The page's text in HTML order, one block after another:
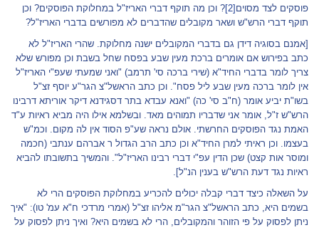
פוסקים לצד מסוים [2]
? וכן מה תוקף דברי האריז"ל במחלוקת הפוסקים? וכן
תוקף דברי הרש"ש ושאר מקובלים שהדברים לא מפורשים בדברי האריז"ל?
[אמנם בסוגיה דידן גם בדברי המקובלים ישנה מחלוקת. שהרי האריז"ל לא
כתב בפירוש אם אומרים ברכת מעין שבע בפסח שחל בשבת וכן מפורש שלא
צריך לומר בדברי החיד"א (שירי ברכה סי' תרמב) "ואני שמעתי שעפ"י האריז"ל
אין לומר ברכה מעין שבע ליל פסח". וכן כתב הראשל"צ הגר"ע יוסף זצ"ל
בשו"ת יביע אומר (ח"ב סי' כה) "ואנא עבדא בתר דסגידנא דיקר אוריתא דרבינו
הרש"ש ז"ל, אומר אני שדבריו תמוהים מאד. ובשלמא אילו היה מביא ראיות ע"ד
האמת נגד הפוסקים החרשתי. אולם נראה שע"פ הסוד אין לה מקום. וכמ"ש
בעצמו. וכן ראיתי למרן החיד"א וכן כתב הרב הגדול ר אברהם ענתבי (חכמה
ומוסר אות קצט) שכן הדין עפ"י דברי רבינו האריז"ל". והמשיך בתשובתו להביא
ראיות נגד דעת הרש"ש בענין הנ"ל].
על השאלה כיצד דברי קבלה יכולים להכריע במחלוקת הפוסקים הרי לא
בשמים היא, כתב הראשל"צ הגר"מ אליהו זצ"ל (אמרי מרדכי ח"א עמ' טו): "איך
ניתן לפסוק על פי הזוהר והמקובלים, הרי לא בשמים היא? ואיך ניתן לפסוק על